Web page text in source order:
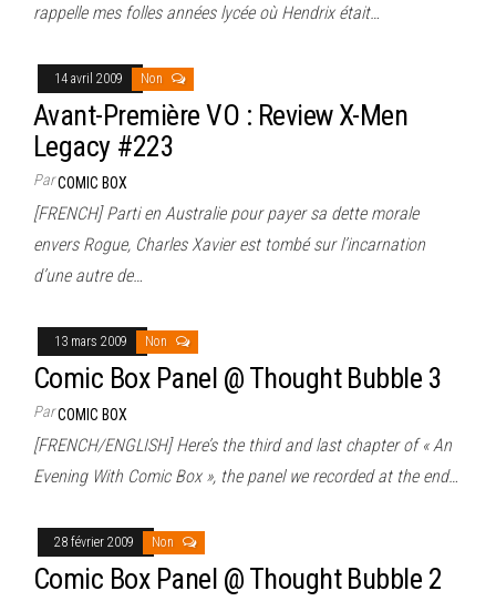
rappelle mes folles années lycée où Hendrix était…
14 avril 2009 Non
Avant-Première VO : Review X-Men
Legacy #223
ParCOMIC BOX
[FRENCH] Parti en Australie pour payer sa dette morale
envers Rogue, Charles Xavier est tombé sur l’incarnation
d’une autre de…
13 mars 2009 Non
Comic Box Panel @ Thought Bubble 3
ParCOMIC BOX
[FRENCH/ENGLISH] Here’s the third and last chapter of « An
Evening With Comic Box », the panel we recorded at the end…
28 février 2009 Non
Comic Box Panel @ Thought Bubble 2